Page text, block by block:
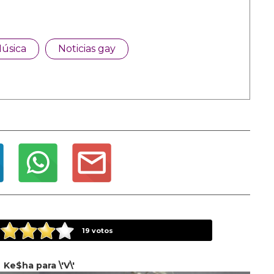
Noticias gay
19 votos
Ke$ha para \'V\'